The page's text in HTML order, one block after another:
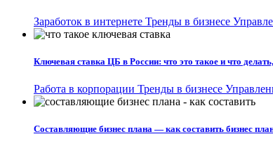
Заработок в интернете Тренды в бизнесе
Ключевая ставка ЦБ в России: что это такое и что
Работа в корпорации Тренды в бизнесе
Составляющие бизнес плана — как составить бизнес